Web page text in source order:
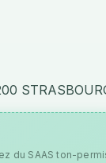
du SAAS ton-